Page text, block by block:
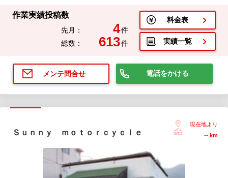
作業実績投稿数
先月： 4件
総数：
613件
料金表
実績一覧
メンテ問合せ 電話をかける
Ｓｕｎｎｙ ｍｏｔｏｒｃｙｃｌｅ
現在地より
-- km